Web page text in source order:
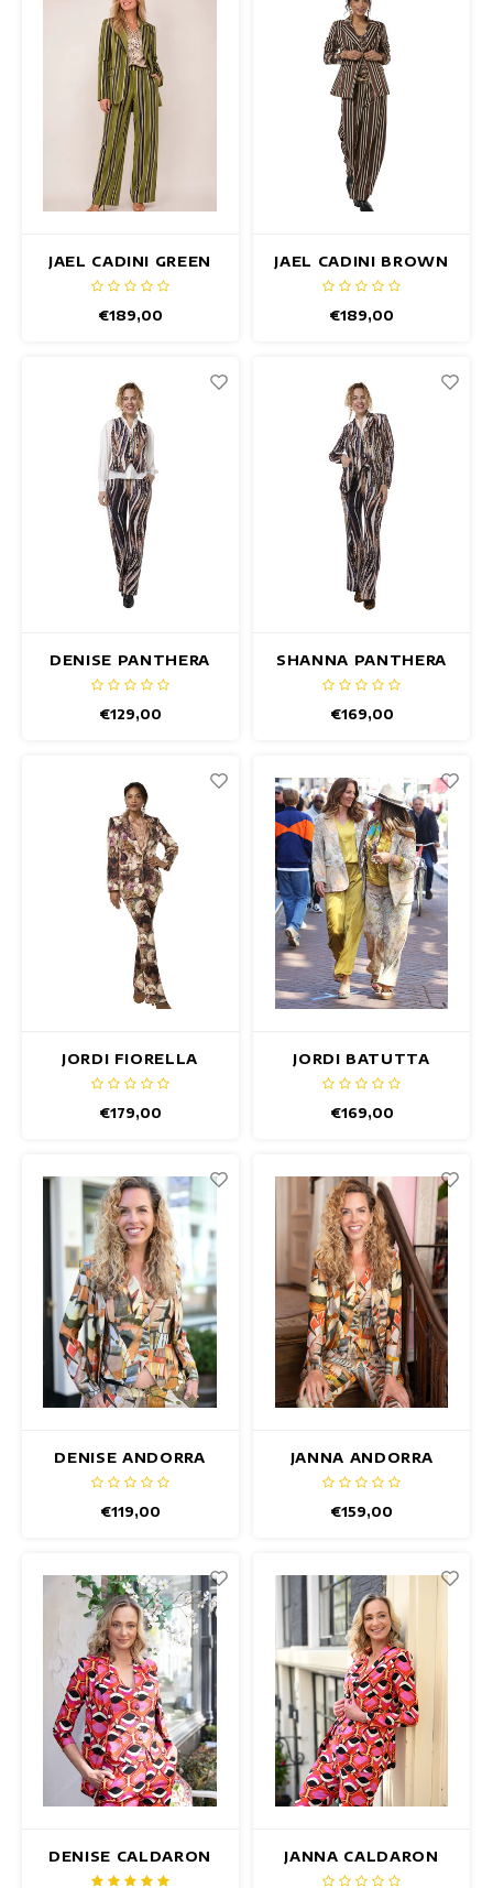
Mouwloze Jurken
Wikkeljurken
Zomerjurken
JAEL CADINI GREEN
BLAZER
€189,00
JAEL CADINI BROWN
BLAZER
€189,00
DENISE PANTHERA
GILET
€129,00
SHANNA PANTHERA
BLAZER
€169,00
JORDI FIORELLA
BLAZER
€179,00
JORDI BATUTTA
BLAZER
€169,00
DENISE ANDORRA
GILET
€119,00
JANNA ANDORRA
BLAZER
€159,00
DENISE CALDARON
GILET
JANNA CALDARON
BLAZER